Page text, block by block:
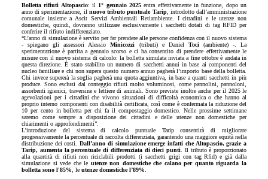
Bolletta rifiuti Altopascio: il 1° gennaio 2025entra effettivamente in funzione, dopo un
anno di sperimentazione, il nuovo tributo puntuale Tarip, introdotto dall’amministrazione
comunale insieme a Ascit Servizi Ambientali Retiambiente. I cittadini e le utenze non
domestiche, quindi, dovranno utilizzare esclusivamente i sacchetti dotati di tag RFID per
conferire il rifiuto indifferenziato.
“L’anno di simulazione è servito per far prendere alle persone confidenza con il nuovo sistema
- spiegano gli assessori AlessioMinicozzi (tributi) e Daniel Toci(ambiente) -. La
sperimentazione è partita a gennaio scorso e ci ha consentito di prendere effettivamente le
misure con il nuovo sistema di calcolo: la bolletta simulata inviata a fine ottobre è andata in
questa direzione. È stato stabilito un numero di sacchetti annui in base ai componenti del
nucleo familiare e chi non supera questo numero annuo pagherà l’importo base della bolletta.
Chi invece supererà la soglia pagherà una quota aggiuntiva, in base a quanti sacchetti in più
produce. Sono esclusi dal conteggio rifiuti molto voluminosi, come pannolini, pannoloni,
assorbenti igienici, traversine e lettiere di animali. Sono previste inoltre anche per il 2025 le
agevolazioni per i cittadini che vivono situazioni di difficoltà economica o che hanno al
proprio interno componenti con disabilità certificata, così come è confermata la riduzione del
10 per cento in bolletta per chi fa il compostaggio domestico. Nelle prossime settimane
saremo come sempre a disposizione dei cittadini e delle utenze non domestiche per
chiarimenti o approfondimenti”.
L'introduzione del sistema di calcolo puntuale Tarip consentirà di migliorare
progressivamente la percentuale di raccolta differenziata, garantendo una maggiore equità nella
distribuzione dei costi.Dall’anno di simulazione emerge infatti che Altopascio, grazie a
Tarip, aumenta la percentuale di differenziata di dieci punti . Il tributo è proporzionato
alla quantità di rifiuti non riciclabili prodotti (i sacchetti grigi con tag Rfid) e già dalla
simulazione si vede che le utenze non domestiche che calano per quanto riguarda la
bolletta sono l'85% , le utenze domestiche l’89%